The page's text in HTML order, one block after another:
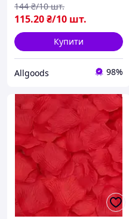
115.20₴/10 шт.
144 ₴/10 шт.
Купити
Allgoods 98%